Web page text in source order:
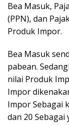
Bea Masuk,
(PPN), dan
Produk Impor.
Bea Masuk
pabean.
nilai Produk
Impor
Impor Sebagai
dan 20 Sebagai